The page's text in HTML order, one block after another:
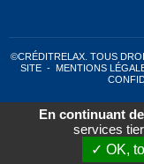
©CRÉDITRELAX. TOUS
SITE- MENTIONS
En continuant
services
✓ OK,